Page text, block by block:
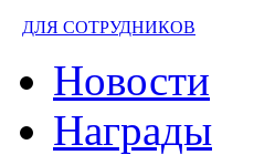
ДЛЯ СОТРУДНИКОВ
Новости
Награды